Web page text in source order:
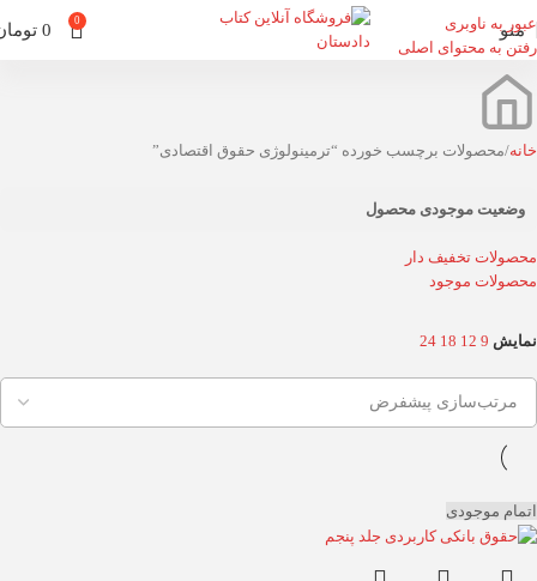
عبور به ناوبری
رفتن به محتوای اصلی
منو 0
0
خانه محصولات برچسب خورده “ترمینولوژی حقوق اقتصادی”
وضعیت موجودی محصول
محصولات تخفیف دار
محصولات موجود
نمایش 9
12
18
24
اتمام موجودی